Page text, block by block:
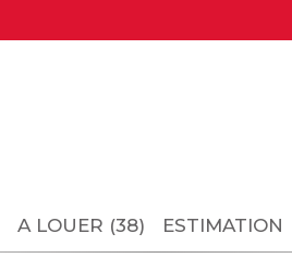
A LOUER (38) ESTIMATION